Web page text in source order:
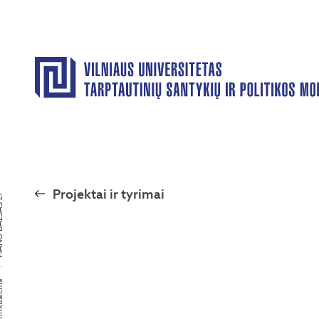
LT Projektai ir tyrimai